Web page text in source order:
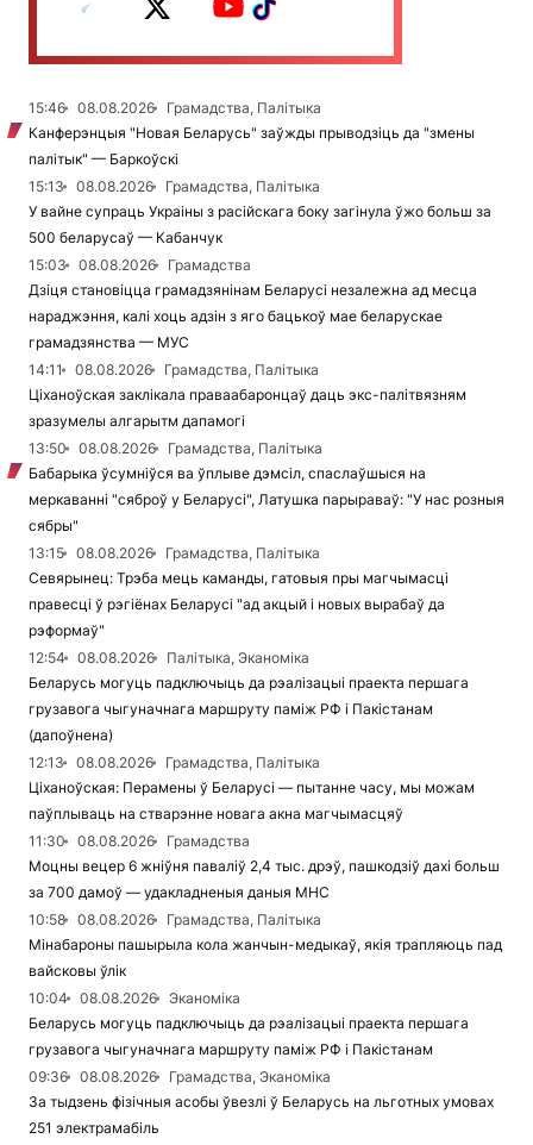
15:46 08.08.2026
Грамадства, Палітыка
Канферэнцыя "Новая Беларусь" заўжды прыводзіць да "змены
палітык" — Баркоўскі
15:13
08.08.2026
Грамадства, Палітыка
У вайне супраць Украіны з расійскага боку загінула ўжо больш за
500 беларусаў — Кабанчук
15:03
08.08.2026
Грамадства
Дзіця становіцца грамадзянінам Беларусі незалежна ад месца
нараджэння, калі хоць адзін з яго бацькоў мае беларускае
грамадзянства — МУС
14:11
08.08.2026
Грамадства, Палітыка
Ціханоўская заклікала праваабаронцаў даць экс-палітвязням
зразумелы алгарытм дапамогі
13:50
08.08.2026
Грамадства, Палітыка
Бабарыка ўсумніўся ва ўплыве дэмсіл, спаслаўшыся на
меркаванні "сяброў у Беларусі", Латушка парыраваў: "У нас розныя
сябры"
13:15
08.08.2026
Грамадства, Палітыка
Севярынец: Трэба мець каманды, гатовыя пры магчымасці
правесці ў рэгіёнах Беларусі "ад акцый і новых вырабаў да
рэформаў"
12:54
08.08.2026
Палітыка, Эканоміка
Беларусь могуць падключыць да рэалізацыі праекта першага
грузавога чыгуначнага маршруту паміж РФ і Пакістанам
(дапоўнена)
12:13
08.08.2026
Грамадства, Палітыка
Ціханоўская: Перамены ў Беларусі — пытанне часу, мы можам
паўплываць на стварэнне новага акна магчымасцяў
11:30
08.08.2026
Грамадства
Моцны вецер 6 жніўня паваліў 2,4 тыс. дрэў, пашкодзіў дахі больш
за 700 дамоў — удакладненыя даныя МНС
10:58
08.08.2026
Грамадства, Палітыка
Мінабароны пашырыла кола жанчын-медыкаў, якія трапляюць пад
вайсковы ўлік
10:04
08.08.2026
Эканоміка
Беларусь могуць падключыць да рэалізацыі праекта першага
грузавога чыгуначнага маршруту паміж РФ і Пакістанам
09:36
08.08.2026
Грамадства, Эканоміка
За тыдзень фізічныя асобы ўвезлі ў Беларусь на льготных умовах
251 электрамабіль